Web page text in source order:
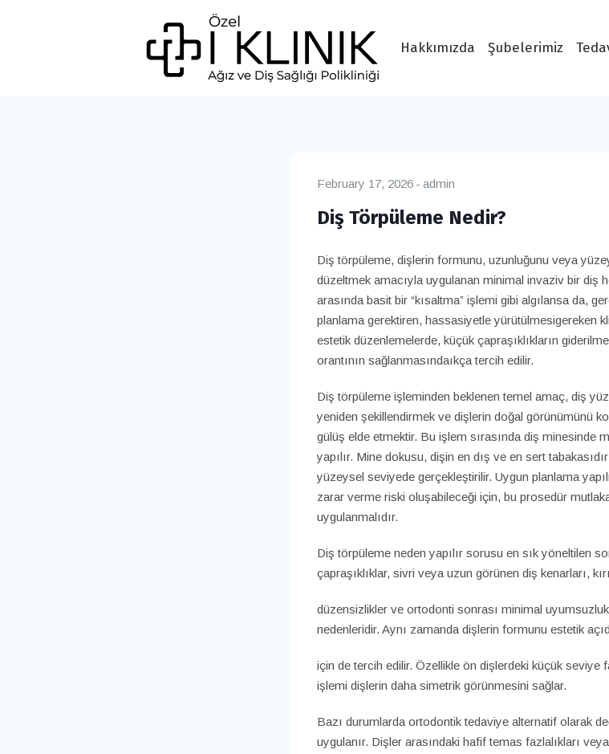
Hakkımızda Şubelerimiz
February 17, 2026 admin
Diş Törpüleme Nedir?
Diş törpüleme, dişlerin formunu, uzunluğunu veya
düzeltmek amacıyla uygulanan minimal invaziv bir diş
arasında basit bir “kısaltma” işlemi gibi algılansa da,
planlama gerektiren, hassasiyetle yürütülmesigereken
estetik düzenlemelerde, küçük çapraşıklıkların
orantının sağlanmasındaıkça tercih edilir.
Diş törpüleme işleminden beklenen temel amaç, diş
yeniden şekillendirmek ve dişlerin doğal görünümünü
gülüş elde etmektir. Bu işlem sırasında diş minesinde
yapılır. Mine dokusu, dişin en dış ve en sert
yüzeysel seviyede gerçekleştirilir. Uygun planlama
zarar verme riski oluşabileceği için, bu prosedür
uygulanmalıdır.
Diş törpüleme neden yapılır sorusu en sık yöneltilen
çapraşıklıklar, sivri veya uzun görünen diş kenarları,
düzensizlikler ve ortodonti sonrası minimal
nedenleridir. Aynı zamanda dişlerin formunu estetik
için de tercih edilir. Özellikle ön dişlerdeki küçük seviye
işlemi dişlerin daha simetrik görünmesini sağlar.
Bazı durumlarda ortodontik tedaviye alternatif olarak
uygulanır. Dişler arasındaki hafif temas fazlalıkları